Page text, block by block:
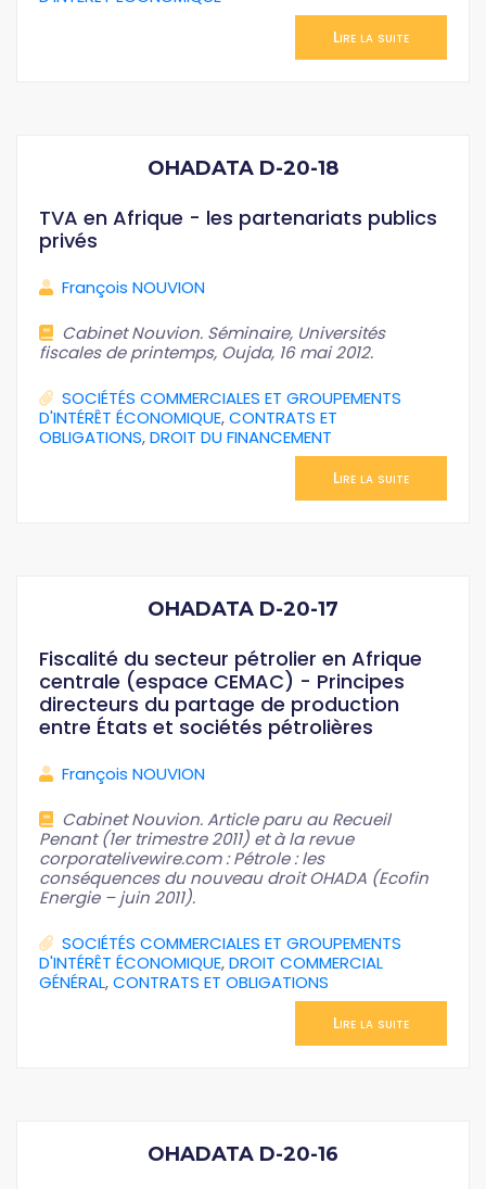
Lire la suite
OHADATA D-20-18
TVA en Afrique - les partenariats publics
privés
François NOUVION
Cabinet Nouvion. Séminaire, Universités
fiscales de printemps, Oujda, 16 mai 2012.
SOCIÉTÉS COMMERCIALES ET GROUPEMENTS
D'INTÉRÊT ÉCONOMIQUE,CONTRATS ET
OBLIGATIONS,DROIT DU FINANCEMENT
Lire la suite
OHADATA D-20-17
Fiscalité du secteur pétrolier en Afrique
centrale (espace CEMAC) - Principes
directeurs du partage de production
entre États et sociétés pétrolières
François NOUVION
Cabinet Nouvion. Article paru au Recueil
Penant (1er trimestre 2011) et à la revue
corporatelivewire.com : Pétrole : les
conséquences du nouveau droit OHADA (Ecofin
Energie – juin 2011).
SOCIÉTÉS COMMERCIALES ET GROUPEMENTS
D'INTÉRÊT ÉCONOMIQUE,DROIT COMMERCIAL
GÉNÉRAL,CONTRATS ET OBLIGATIONS
Lire la suite
OHADATA D-20-16